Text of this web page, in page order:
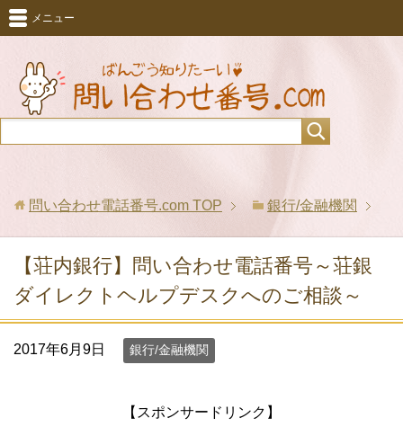
メニュー
問い合わせ電話番号.com TOP 銀行/金融機関
【荘内銀行】問い合わせ電話番号～荘銀
ダイレクトヘルプデスクへのご相談～
2017年6月9日 銀行/金融機関
【スポンサードリンク】